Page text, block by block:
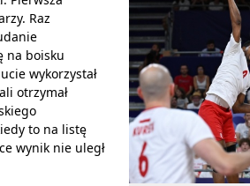
Raz
na boisku
wykorzystał
otrzymał
to na listę
wynik nie uległ